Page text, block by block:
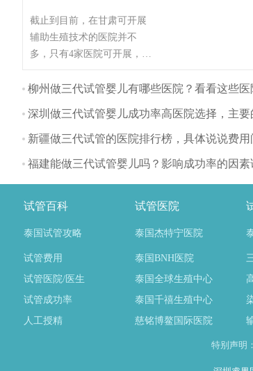
截止到目前，在甘肃可开展
辅助生殖技术的医院并不
多，只有4家医院可开展，这
代试管婴儿技术，甘肃不孕
州开展试管婴儿技术，这里
为大家整理甘肃试管医院名
试管婴儿流程、费用、成功
率，可点击在线咨询，询问
专业顾问，解决相关问题）
柳州做三代试管婴儿有哪些医院？看看这些医院排
深圳做三代试管婴儿成功率高医院选择，主要的流程有哪
新疆做三代试管的医院排行榜，具体说说费用
福建能做三代试管婴儿吗？影响成功率的因素
试管百科 试管医院
泰国试管攻略 泰国杰特宁医院
试管费用 泰国BNH医院
试管医院/医生
泰国全球生殖中心
试管成功率
泰国千禧生殖中心
人工授精
慈铭博鳌国际医院
特别声明